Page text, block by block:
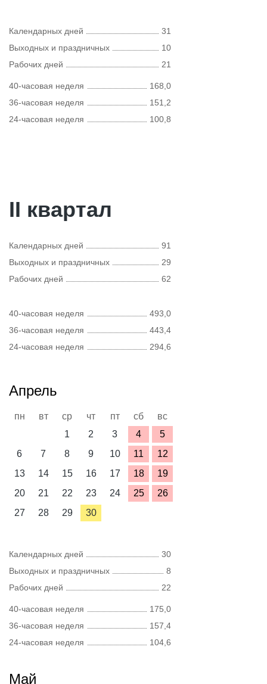
Календарных дней
31
Выходных и праздничных
10
Рабочих дней
21
40-часовая неделя
168,0
36-часовая неделя
151,2
24-часовая неделя
100,8
II квартал
Календарных дней
91
Выходных и праздничных
29
Рабочих дней
62
40-часовая неделя
493,0
36-часовая неделя
443,4
24-часовая неделя
294,6
Апрель
пн вт ср чт пт сб
вс
1
2 3 4
5
6
7 8 9 10 11
12
13
14 15 16 17 18
19
20
21 22 23 24 25
26
27
28 29 30
Календарных дней
30
Выходных и праздничных
8
Рабочих дней
22
40-часовая неделя
175,0
36-часовая неделя
157,4
24-часовая неделя
104,6
Май